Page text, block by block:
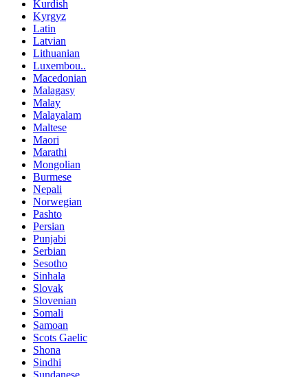
Kurdish
Kyrgyz
Latin
Latvian
Lithuanian
Luxembou..
Macedonian
Malagasy
Malay
Malayalam
Maltese
Maori
Marathi
Mongolian
Burmese
Nepali
Norwegian
Pashto
Persian
Punjabi
Serbian
Sesotho
Sinhala
Slovak
Slovenian
Somali
Samoan
Scots Gaelic
Shona
Sindhi